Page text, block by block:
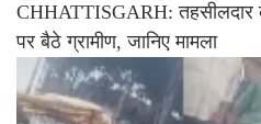
CHHATTISGARH:
पर बैठे ग्रामीण, जानिए मामला